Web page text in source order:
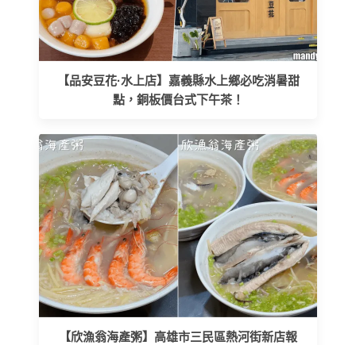
【品安豆花·水上店】嘉義縣水上鄉必吃消暑甜
點，銅板價台式下午茶！
【欣漁翁海產粥】高雄市三民區熱河街新店報